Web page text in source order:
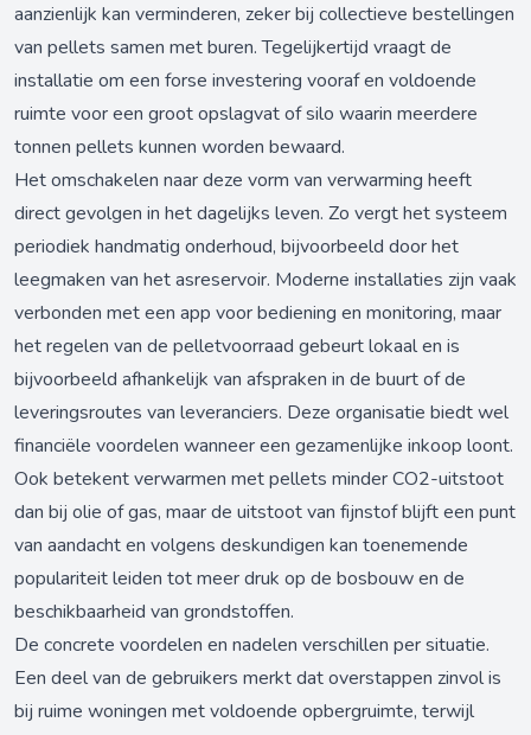
aanzienlijk kan verminderen, zeker bij collectieve bestellingen
van pellets samen met buren. Tegelijkertijd vraagt de
installatie om een forse investering vooraf en voldoende
ruimte voor een groot opslagvat of silo waarin meerdere
tonnen pellets kunnen worden bewaard.
Het omschakelen naar deze vorm van verwarming heeft
direct gevolgen in het dagelijks leven. Zo vergt het systeem
periodiek handmatig onderhoud, bijvoorbeeld door het
leegmaken van het asreservoir. Moderne installaties zijn vaak
verbonden met een app voor bediening en monitoring, maar
het regelen van de pelletvoorraad gebeurt lokaal en is
bijvoorbeeld afhankelijk van afspraken in de buurt of de
leveringsroutes van leveranciers. Deze organisatie biedt wel
financiële voordelen wanneer een gezamenlijke inkoop loont.
Ook betekent verwarmen met pellets minder CO2-uitstoot
dan bij olie of gas, maar de uitstoot van fijnstof blijft een punt
van aandacht en volgens deskundigen kan toenemende
populariteit leiden tot meer druk op de bosbouw en de
beschikbaarheid van grondstoffen.
De concrete voordelen en nadelen verschillen per situatie.
Een deel van de gebruikers merkt dat overstappen zinvol is
bij ruime woningen met voldoende opbergruimte, terwijl